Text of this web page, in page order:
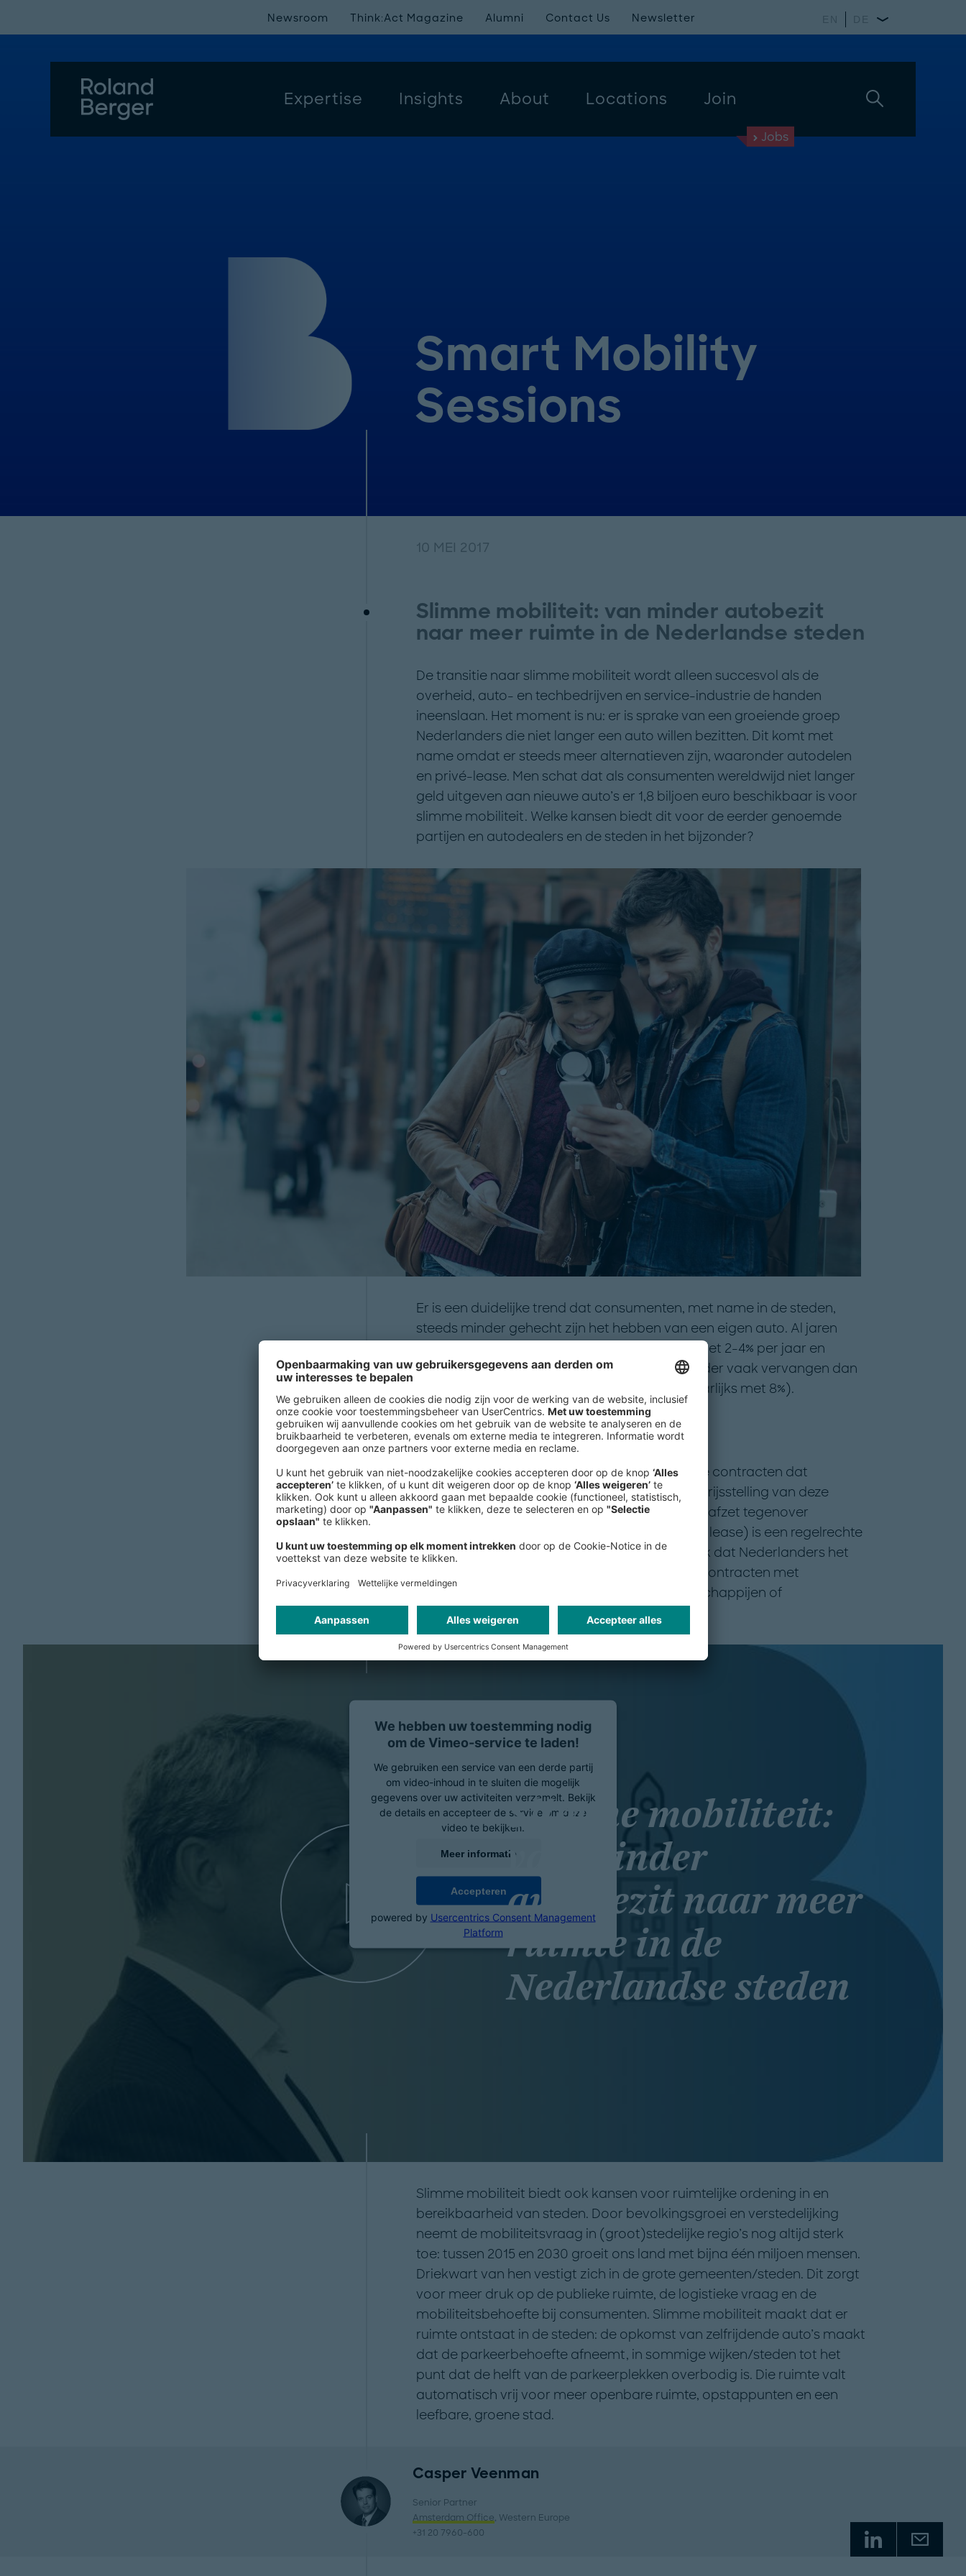
Expertise Insights About Locations Join
Newsroom Think:Act Magazine Alumni Contact Us Newsletter EN DE
Jobs
Smart Mobility
Sessions
10 MEI 2017
Slimme mobiliteit: van minder autobezit
naar meer ruimte in de Nederlandse steden
De transitie naar slimme mobiliteit wordt alleen succesvol als de
overheid, auto- en techbedrijven en service-industrie de handen
ineenslaan. Het moment is nu: er is sprake van een groeiende groep
Nederlanders die niet langer een auto willen bezitten. Dit komt met
name omdat er steeds meer alternatieven zijn, waaronder autodelen
en privé-lease. Men schat dat als consumenten wereldwijd niet langer
geld uitgeven aan nieuwe auto’s er 1,8 biljoen euro beschikbaar is voor
slimme mobiliteit. Welke kansen biedt dit voor de eerder genoemde
partijen en autodealers en de steden in het bijzonder?
Er is een duidelijke trend dat consumenten, met name in de steden,
steeds minder gehecht zijn het hebben van een eigen auto. Al jaren
daalt de nieuwkoop van auto’s in Nederland met 2-4% per jaar en
worden personenauto’s en wagenparken minder vaak vervangen dan
voorheen (vervanging en onderhoud daalt jaarlijks met 8%).
Download Facts & Figures (PDF)
Tegelijkertijd verdubbelt het aantal privé-lease contracten dat
consumenten in Nederland afsluiten. En is de prijsstelling van deze
contracten bijzonder concurrerend als je deze afzet tegenover
autobezit en -onderhoud. Prive-lease (private lease) is een regelrechte
kans voor autodealers: uit onderzoek blijkt ook dat Nederlanders het
meest waarschijnlijk achten dat ze dergelijke contracten met
autodealers afsluiten, eerder dan leasemaatschappijen of
autofabrikant.
We hebben uw toestemming nodig
om de Vimeo-service te laden!
We gebruiken een service van een derde partij
om video-inhoud in te sluiten die mogelijk
gegevens over uw activiteiten verzamelt. Bekijk
de details en accepteer de service om deze
video te bekijken.
Meer informatie
Accepteren
powered by Usercentrics Consent Management
Platform
Slimme mobiliteit:
van minder
autobezit naar meer
ruimte in de
Nederlandse steden
Slimme mobiliteit biedt ook kansen voor ruimtelijke ordening in en
bereikbaarheid van steden. Door bevolkingsgroei en verstedelijking
neemt de mobiliteitsvraag in (groot)stedelijke regio’s nog altijd sterk
toe: tussen 2015 en 2030 groeit ons land met bijna één miljoen mensen.
Driekwart van hen vestigt zich in de grote gemeenten/steden. Dit zorgt
voor meer druk op de publieke ruimte, de logistieke vraag en de
mobiliteitsbehoefte bij consumenten. Slimme mobiliteit maakt dat er
ruimte ontstaat in de steden: de opkomst van zelfrijdende auto’s maakt
dat de parkeerbehoefte afneemt, in sommige wijken/steden tot het
punt dat de helft van de parkeerplekken overbodig is. Die ruimte valt
automatisch vrij voor meer openbare ruimte, opstappunten en een
leefbare, groene stad.
Casper Veenman
Senior Partner
Amsterdam Office, Western Europe
+31 20 7960-600